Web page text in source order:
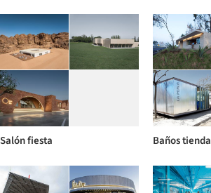
Salón fiesta Baños tienda